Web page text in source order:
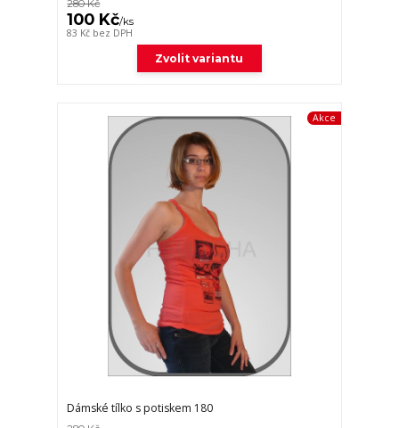
280 Kč
100 Kč/ks
83 Kč bez DPH
Zvolit variantu
Akce
Dámské tílko s potiskem 180